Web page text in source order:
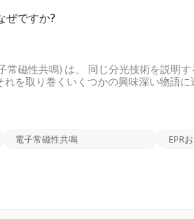
ぜですか?
常磁性共鳴) は、 同じ分光技術を説
を取り巻くいくつかの興味深い物語
磁放射にさらされると、特定の周波
した。その結...
電子常磁性共鳴 EPR